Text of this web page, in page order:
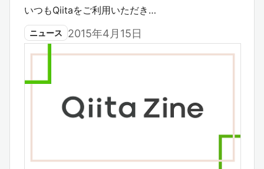
いつもQiitaをご利用いただき…
ニュース 2015年4月15日